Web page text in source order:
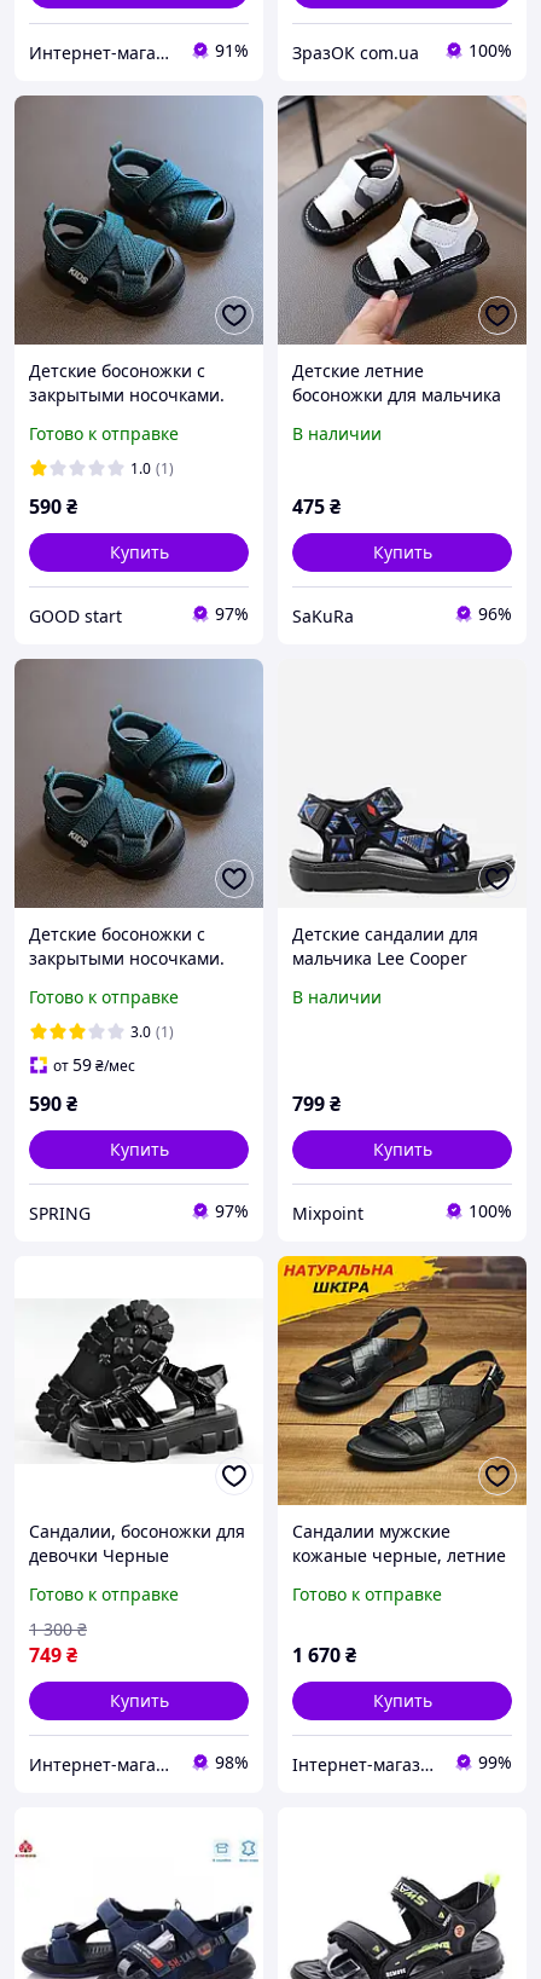
Интернет-магазин Allegoriya 91% ЗразОК com.ua 100%
Детские босоножки с
закрытыми носочками.
мальчика босоножки с
защитой для пальчиков
Готово к отправке
1.0 (1)
590₴
Купить
GOOD start 97%
Детские летние
босоножки для мальчика
белые, размеры 16-20
В наличии
475₴
Купить
SaKuRa 96%
Детские босоножки с
закрытыми носочками.
мальчика босоножки с
защитой для пальчиков
Готово к отправке
3.0 (1)
от59₴/мес
590₴
Купить
SPRING 97%
Детские сандалии для
мальчика Lee Cooper
(2200004744872)
В наличии
799₴
Купить
Mixpoint 100%
Сандалии, босоножки для
девочки Черные
Готово к отправке
749₴
1 300 ₴
Купить
Интернет-магазин "Streetmoda" 98%
Сандалии мужские
кожаные черные, летние
из кожи на лето *Са-19
Готово к отправке
1 670₴
Купить
Інтернет-магазин Real-Market 99%